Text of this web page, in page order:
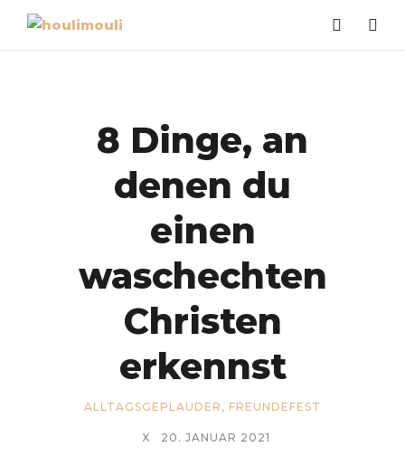
8 Dinge, an
denen du
einen
waschechten
Christen
erkennst
ALLTAGSGEPLAUDER , FREUNDEFEST
X 20. JANUAR 2021